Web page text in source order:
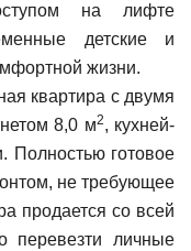
на лифте
детские и
жизни.
квартира с двумя
8,0 м2, кухней-
Полностью готовое
не требующее
продается со всей
перевезти личные